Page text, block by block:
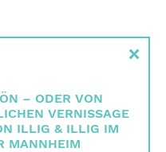
×
– ODER VON
VERNISSAGE
ILLIG & ILLIG IM
MANNHEIM